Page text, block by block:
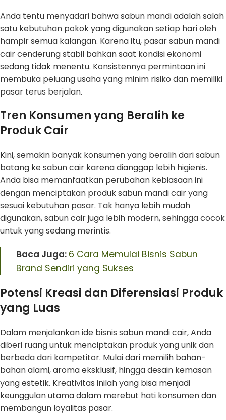
Anda tentu menyadari bahwa sabun mandi adalah salah
satu kebutuhan pokok yang digunakan setiap hari oleh
hampir semua kalangan. Karena itu, pasar sabun mandi
cair cenderung stabil bahkan saat kondisi ekonomi
sedang tidak menentu. Konsistennya permintaan ini
membuka peluang usaha yang minim risiko dan memiliki
pasar terus berjalan.
Tren Konsumen yang Beralih ke
Produk Cair
Kini, semakin banyak konsumen yang beralih dari sabun
batang ke sabun cair karena dianggap lebih higienis.
Anda bisa memanfaatkan perubahan kebiasaan ini
dengan menciptakan produk sabun mandi cair yang
sesuai kebutuhan pasar. Tak hanya lebih mudah
digunakan, sabun cair juga lebih modern, sehingga cocok
untuk yang sedang merintis.
Baca Juga: 6 Cara Memulai Bisnis Sabun
Brand Sendiri yang Sukses
Potensi Kreasi dan Diferensiasi Produk
yang Luas
Dalam menjalankan ide bisnis sabun mandi cair, Anda
diberi ruang untuk menciptakan produk yang unik dan
berbeda dari kompetitor. Mulai dari memilih bahan-
bahan alami, aroma eksklusif, hingga desain kemasan
yang estetik. Kreativitas inilah yang bisa menjadi
keunggulan utama dalam merebut hati konsumen dan
membangun loyalitas pasar.